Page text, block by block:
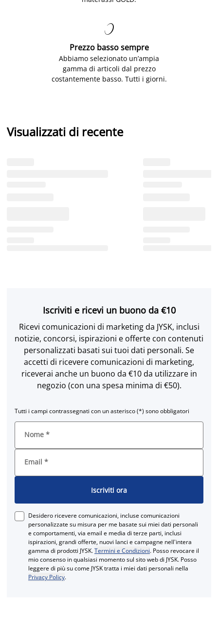

Prezzo basso sempre
Abbiamo selezionato un’ampia
gamma di articoli dal prezzo
costantemente basso. Tutti i giorni.
Visualizzati di recente
Iscriviti e ricevi un buono da €10
Ricevi comunicazioni di marketing da JYSK, inclusi
notizie, concorsi, ispirazioni e offerte con contenuti
personalizzati basati sui tuoi dati personali. Se
accetti di ricevere comunicazioni di marketing,
riceverai anche un buono da €10 da utilizzare in
negozio (con una spesa minima di €50).
Tutti i campi contrassegnati con un asterisco (*) sono obbligatori
Nome *
Email *
Iscriviti ora
Desidero ricevere comunicazioni, incluse comunicazioni
personalizzate su misura per me basate sui miei dati personali
e comportamenti, via email e media di terze parti, inclusi
ispirazioni, grandi offerte, nuovi lanci e campagne nell'intera
gamma di prodotti JYSK.Termini e Condizioni. Posso revocare il
mio consenso in qualsiasi momento sul sito web di JYSK. Posso
leggere di più su come JYSK tratta i miei dati personali nella
Privacy Policy.